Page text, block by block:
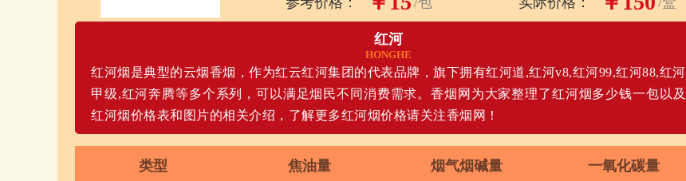
红河
HONGHE
红河烟是典型的云烟香烟，作为红云红河集团的代表品牌，旗下拥有红河道,红河v8,红河99,红河88,红河
甲级,红河奔腾等多个系列，可以满足烟民不同消费需求。香烟网为大家整理了红河烟多少钱一包以及
红河烟价格表和图片的相关介绍，了解更多红河烟价格请关注香烟网！
类型 焦油量 烟气烟碱量 一氧化碳量